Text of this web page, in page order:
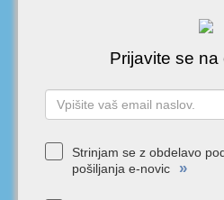
Prijavite se na
Strinjam se z obdelavo
pošiljanja e-novic
»